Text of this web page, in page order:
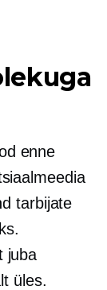
enne
tarbijate
juba
üles.